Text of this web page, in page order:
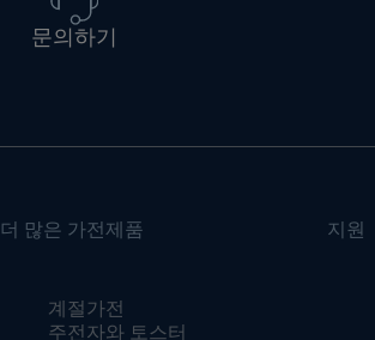
문의하기
더 많은 가전제품
계절가전
주전자와 토스터
지원